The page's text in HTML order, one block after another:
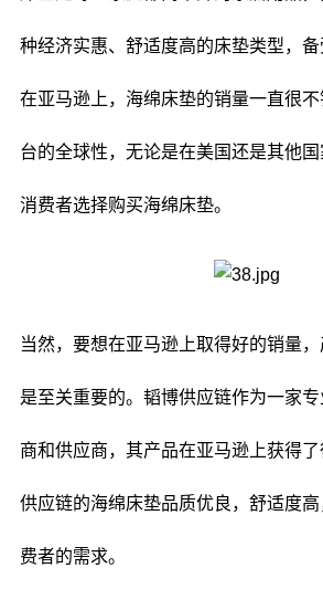
种经济实惠、舒适度高的床垫类型，备
在亚马逊上，海绵床垫的销量一直很
台的全球性，无论是在美国还是其他
消费者选择购买海绵床垫。
当然，要想在亚马逊上取得好的销量
是至关重要的。韬博供应链作为一家
商和供应商，其产品在亚马逊上获得
供应链的海绵床垫品质优良，舒适度
费者的需求。